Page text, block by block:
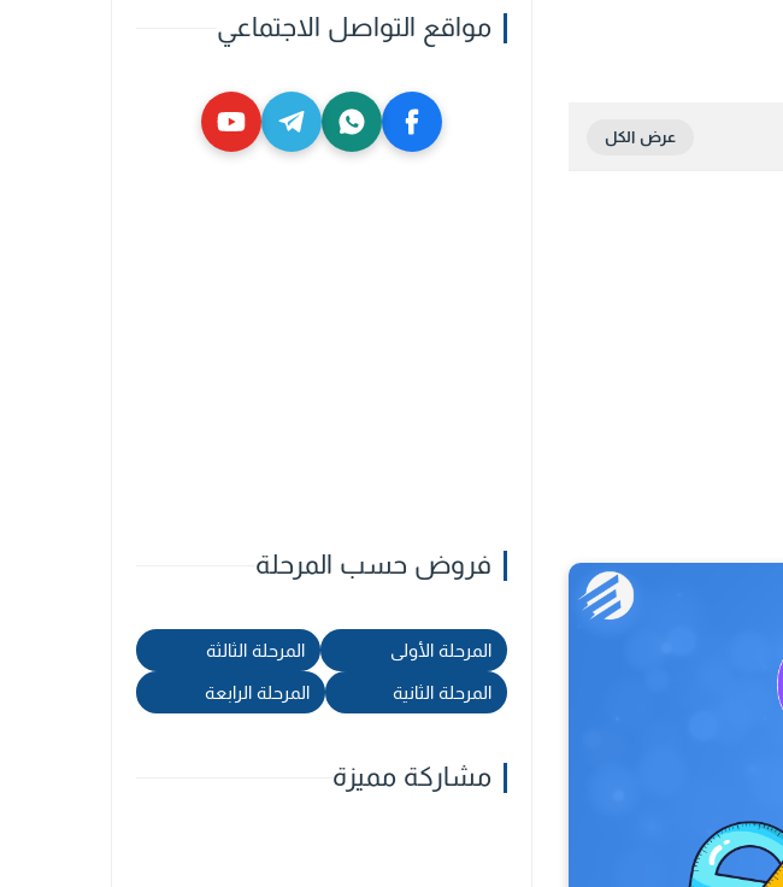
مواقع التواصل الاجتماعي
فروض حسب المرحلة
المرحلة الأولى المرحلة الثالثة
المرحلة الثانية المرحلة الرابعة
مشاركة مميزة